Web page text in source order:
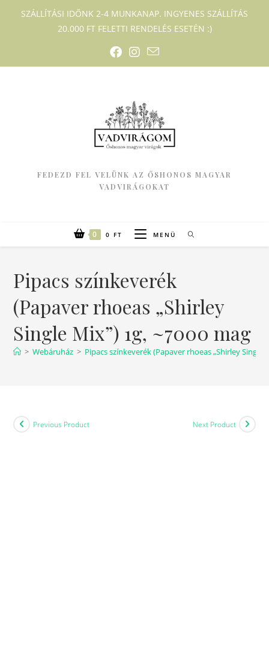
SZÁLLÍTÁSI IDŐNK 2-4 MUNKANAP. INGYENES SZÁLLÍTÁS
20.000 FT FELETTI RENDELÉS ESETÉN :)
FEDEZD FEL VELÜNK AZ ŐSHONOS MAGYAR
VADVIRÁGOKAT
0 0 FT MENÜ
Pipacs színkeverék
(Papaver rhoeas „Shirley
Single Mix”) 1g, ~7000 mag
> Webáruház > Pipacs színkeverék (Papaver rhoeas „Shirley Single
Previous Product Next Product